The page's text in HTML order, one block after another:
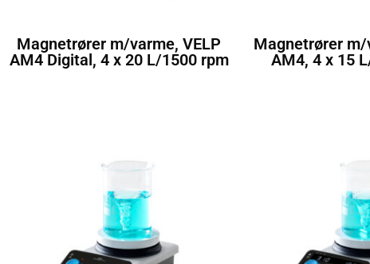
Magnetrører m/varme, VELP
AM4 Digital, 4 x 20 L/1500 rpm
Magnetrører m/
AM4, 4 x 15